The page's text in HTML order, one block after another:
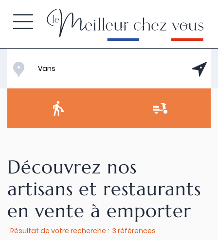
Découvrez nos
artisans et restaurants
en vente à emporter
Résultat de votre recherche : 3 références